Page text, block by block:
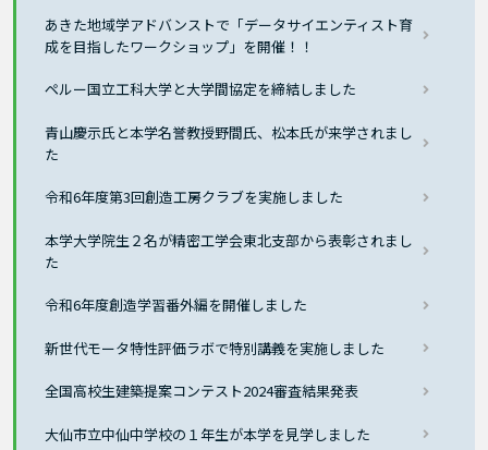
あきた地域学アドバンストで「データサイエンティスト育
成を目指したワークショップ」を開催！！
ペルー国立工科大学と大学間協定を締結しました
青山慶示氏と本学名誉教授野間氏、松本氏が来学されまし
た
令和6年度第3回創造工房クラブを実施しました
本学大学院生２名が精密工学会東北支部から表彰されまし
た
令和6年度創造学習番外編を開催しました
新世代モータ特性評価ラボで特別講義を実施しました
全国高校生建築提案コンテスト2024審査結果発表
大仙市立中仙中学校の１年生が本学を見学しました